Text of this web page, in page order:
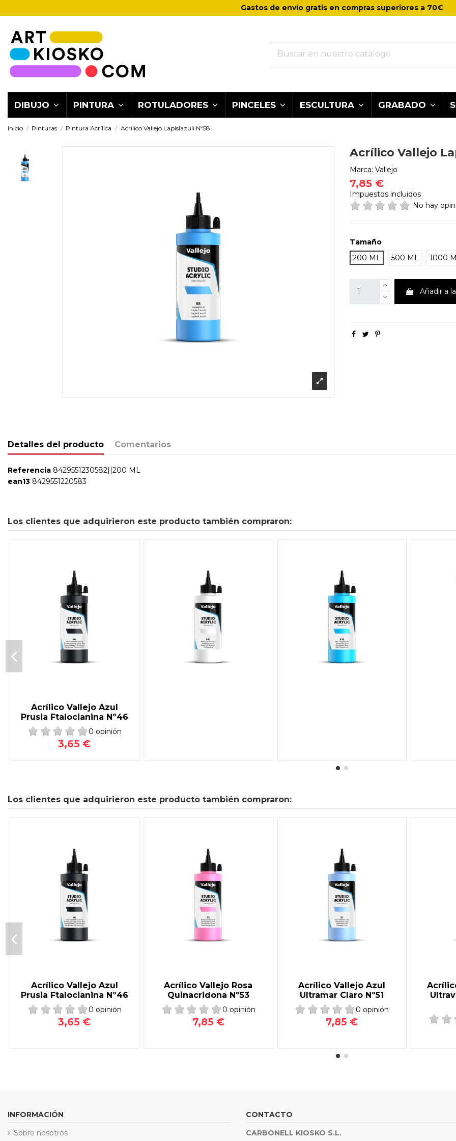
Gastos de envío gratis en compras superiores a 70€
DIBUJO PINTURA ROTULADORES PINCELES ESCULTURA GRABADO
Inicio Pinturas Pintura Acrílica Acrílico Vallejo Lapislazuli Nº58
Acrílico Vallejo
Marca: Vallejo
7,85 €
Impuestos incluidos
No hay
Tamaño
200 ML
500 ML 1000
Añadir a
Detalles del producto Comentarios
Referencia 8429551230582||200 ML
ean13 8429551220583
Los clientes que adquirieron este producto también compraron:
Acrílico Vallejo Azul
Prusia Ftalocianina Nº46
0 opinión
3,65 €
Los clientes que adquirieron este producto también compraron:
Acrílico Vallejo Azul
Prusia Ftalocianina Nº46
0 opinión
3,65 €
Acrílico Vallejo Rosa
Quinacridona Nº53
0 opinión
7,85 €
Acrílico Vallejo Azul
Ultramar Claro Nº51
0 opinión
7,85 €
INFORMACIÓN
Sobre nosotros
CONTACTO
CARBONELL KIOSKO S.L.